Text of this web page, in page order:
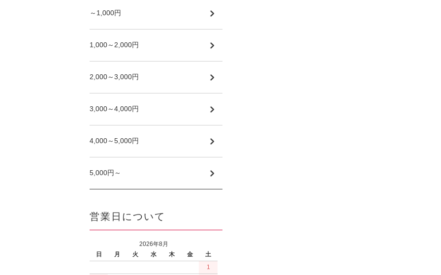
～1,000円
1,000～2,000円
2,000～3,000円
3,000～4,000円
4,000～5,000円
5,000円～
営業日について
2026年8月
日
月 火 水 木 金
土
1